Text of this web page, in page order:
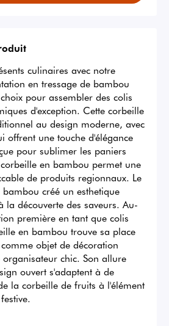
culinaires avec notre
en tressage de bambou
pour assembler des colis
d'exception. Cette corbeille
au design moderne, avec
offrent une touche d'élégance
pour sublimer les paniers
en bambou permet une
de produits regionnaux. Le
créé un esthetique
la découverte des saveurs. Au-
première en tant que colis
en bambou trouve sa place
objet de décoration
chic. Son allure
ouvert s'adaptent à de
la corbeille de fruits à l'élément